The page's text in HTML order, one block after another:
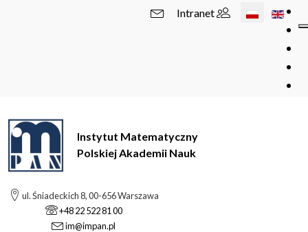
Wybierz swój
Intranet
Instytut Matematyczny
Polskiej Akademii Nauk
ul. Śniadeckich 8, 00-656 Warszawa
+48 22 522 81 00
im@impan.pl